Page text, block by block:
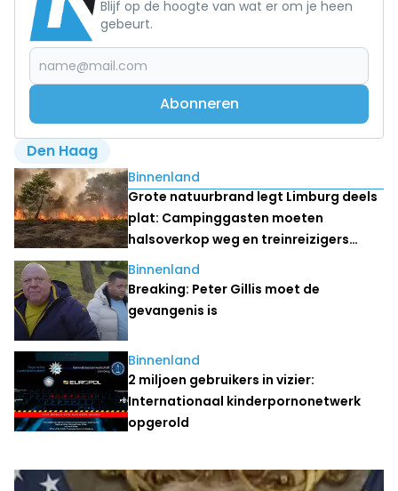
Blijf op de hoogte van wat er om je heen
gebeurt.
Abonneren
Den Haag
Lees ook
Binnenland
Grote natuurbrand legt Limburg deels
plat: Campinggasten moeten
halsoverkop weg en treinreizigers
stranden
Binnenland
Breaking: Peter Gillis moet de
gevangenis is
Binnenland
2 miljoen gebruikers in vizier:
Internationaal kinderpornonetwerk
opgerold
Laatste nieuws